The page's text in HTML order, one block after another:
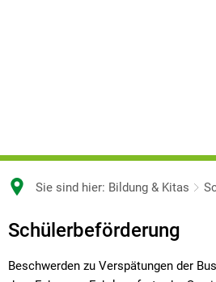
Sie sind hier: Bildung & Kitas
Schülerbeförderung
Schülerbeförderung
Beschwerden zu Verspätungen der